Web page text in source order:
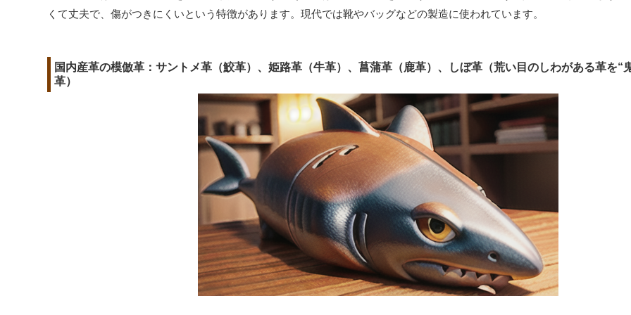
くて丈夫で、傷がつきにくいという特徴があります。現代では靴やバッグなどの製造に使われています。
国内産革の模倣革：サントメ革（鮫革）、姫路革（牛革）、菖蒲革（鹿革）、しぼ革（荒い目のしわがある革を“
革）